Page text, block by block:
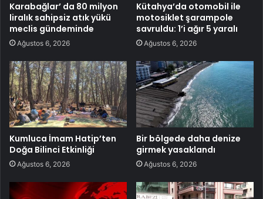
Karabağlar’ da 80 milyon
liralık sahipsiz atık yükü
meclis gündeminde
Ağustos 6, 2026
Kütahya’da otomobil ile
motosiklet şarampole
savruldu: 1’i ağır 5 yaralı
Ağustos 6, 2026
Kumluca İmam Hatip’ten
Doğa Bilinci Etkinliği
Ağustos 6, 2026
Bir bölgede daha denize
girmek yasaklandı
Ağustos 6, 2026